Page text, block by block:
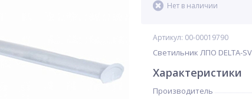
Нет в наличии
Артикул: 00-00019790
Светильник ЛПО DELTA-
Характеристики
Производитель